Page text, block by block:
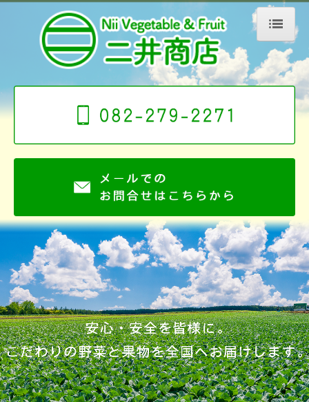
ホーム
会社案内
カット野菜
出荷までの流れ
お客様からの声
商品紹介
採用情報
加工場要員（軽作業スタッフ）
お問合せ